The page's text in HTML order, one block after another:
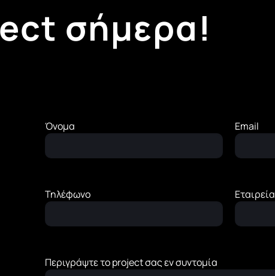
σήμερα!
Όνομα Email
Τηλέφωνο Εταιρεία
Περιγράψτε το project σας εν συντομία